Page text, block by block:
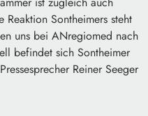
Sontheimers steht
uns bei ANregiomed nach
befindet sich Sontheimer
Reiner Seeger